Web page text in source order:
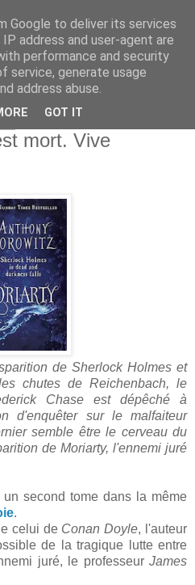
mort. Vive
de Sherlock Holmes et
chutes de Reichenbach, le
Chase est dépêché à
d'enquêter sur le malfaiteur
semble être le cerveau du
de Moriarty, l'ennemi juré
second tome dans la même
.
celui de Conan Doyle, l'auteur
de la tragique lutte entre
juré, le professeur James
Google to deliver its services
address and user-agent are
performance and security
service, generate usage
address abuse.
GOT IT